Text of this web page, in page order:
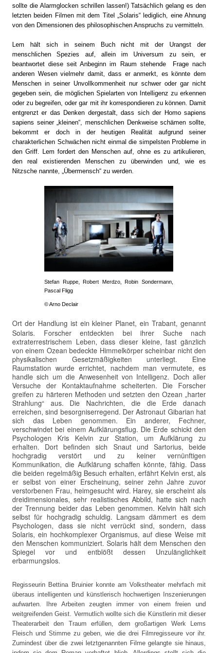
sollte die Alarmglocken schrillen lassen!) Tatsächlich gelang es den
letzten beiden Filmen mit dem Titel „Solaris“ lediglich, eine Ahnung
von den Dimensionen des philosophischen Anspruchs zu vermitteln.
Lem hält sich in seinem Buch nicht mit der Urangst der
menschlichen Spezies auf, allein im Universum zu sein, er
beantwortet diese seit Anbeginn im Raum stehende Frage nach
anderen Wesen vielmehr damit, dass er anmerkt, es könnte dem
Menschen in seiner Unvollkommenheit nur schwer oder gar nicht
gegeben sein, die möglichen Spielarten von Intelligenz zu erkennen
oder zu begreifen, oder gar mit ihr korrespondieren zu können. Damit
entgrenzt er das Denken dergestalt, dass sich der Homo sapiens
sapiens seiner „kleinen“, menschlichen Denkweise schämen sollte,
bekommt er doch in der heutigen Realität aufgrund seiner
charakterlichen Schwächen nicht einmal die simpelsten Probleme in
den Griff. Lem fordert den Menschen auf, ohne es zu artikulieren,
den real existierenden Menschen zu überwinden und, wie es
Nitzsche nannte, „Übermensch“ zu werden.
Stefan Ruppe, Robert Merdzo, Robin Sondermann,
Pascal Fligg
© Arno Declair
Ort der Handlung ist ein kleiner Planet, ein Trabant, genannt
Solaris. Forscher entdeckten bei ihrer Suche nach
extraterrestrischem Leben, dass dieser kleine, fast gänzlich
von einem Ozean bedeckte Himmelkörper scheinbar nicht den
physikalischen Gesetzmäßigkeiten unterliegt. Eine
Raumstation wurde errichtet, nachdem man vermutete, es
handle sich um die Anwesenheit von Intelligenz. Doch aller
Versuche der Kontaktaufnahme scheiterten. Die Forscher
greifen zu härteren Methoden und setzten den Ozean „harter
Strahlung“ aus. Die Nachrichten, die die Erde danach
erreichen, sind besorgniserregend. Der Astronaut Gibarian hat
sich das Leben genommen. Ein anderer, Fechner,
verschwindet bei einem Aufklärungsflug. Die Erde schickt den
Psychologen Kris Kelvin zur Station, um Aufklärung zu
erhalten. Dort befinden sich Snaut und Sartorius, beide
hochgradig verstört und zu keiner vernünftigen
Kommunikation, die Aufklärung schaffen könnte, fähig. Dass
die beiden regelmäßig Besuch erhalten, erfährt Kelvin erst, als
er selbst von einer Erscheinung, seiner zehn Jahre zuvor
verstorbenen Frau, heimgesucht wird. Harey, sie erscheint als
dreidimensionales, sehr realistisches Abbild, hatte sich nach
der Trennung beider das Leben genommen. Kelvin hält sich
selbst für hochgradig schuldig. Langsam dämmert es dem
Psychologen, dass sie nicht verrückt sind, sondern, dass
Solaris, ein hochkomplexer Organismus, auf diese Weise mit
den Menschen kommuniziert. Solaris hält dem Menschen den
Spiegel vor und entblößt dessen Unzulänglichkeit
erbarmungslos.
Regisseurin Bettina Bruinier konnte am Volkstheater mehrfach mit
überaus intelligenten und künstlerisch hochwertigen Inszenierungen
aufwarten. Ihre Arbeiten zeugten immer von einem freien und
weitgreifenden Geist. Vermutlich wollte sich die Künstlerin mit dieser
Theaterarbeit den Traum erfüllen, dem großartigen Werk Lems
Fleisch und Stimme zu geben, wie die drei Filmregisseure vor ihr.
Zumindest über die zwei letztgenannten Filme gelangte sie hinaus,